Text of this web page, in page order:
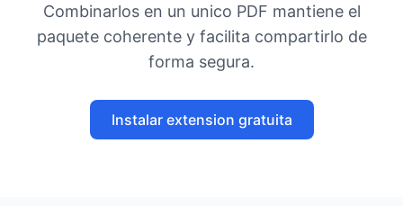
Combinarlos en un unico PDF mantiene el
paquete coherente y facilita compartirlo de
forma segura.
Instalar extension gratuita